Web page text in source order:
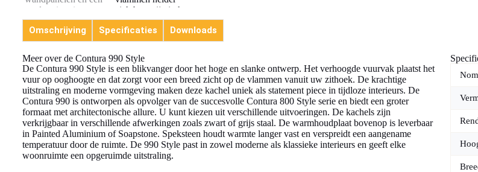
Omschrijving Specificaties Downloads
Meer over de Contura 990 Style
De Contura 990 Style is een blikvanger door het hoge en slanke ontwerp. Het verhoogde vuurvak plaatst het
vuur op ooghoogte en dat zorgt voor een breed zicht op de vlammen vanuit uw zithoek. De krachtige
uitstraling en moderne vormgeving maken deze kachel uniek als statement piece in tijdloze interieurs. De
Contura 990 is ontworpen als opvolger van de succesvolle Contura 800 Style serie en biedt een groter
formaat met architectonische allure. U kunt kiezen uit verschillende uitvoeringen. De kachels zijn
verkrijgbaar in verschillende afwerkingen zoals zwart of grijs staal. De warmhoudplaat bovenop is leverbaar
in Painted Aluminium of Soapstone. Speksteen houdt warmte langer vast en verspreidt een aangename
temperatuur door de ruimte. De 990 Style past in zowel moderne als klassieke interieurs en geeft elke
woonruimte een opgeruimde uitstraling.